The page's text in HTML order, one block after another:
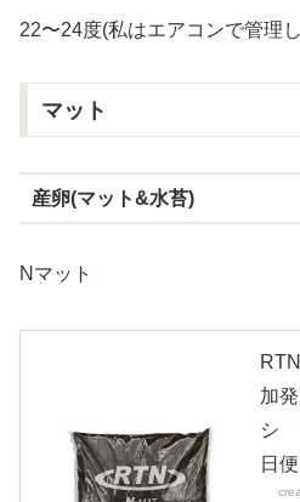
22〜24度(私はエアコンで管理
マット
産卵(マット&水苔)
Nマット
加
シ
日便